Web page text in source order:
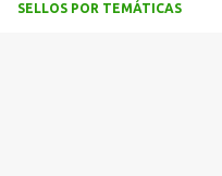
SELLOS POR TEMÁTICAS